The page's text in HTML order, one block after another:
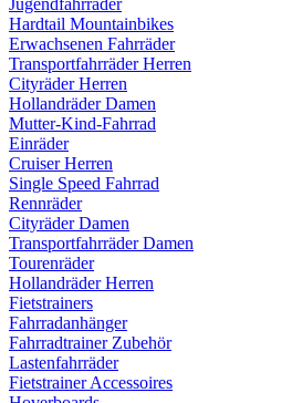
Jugendfahrräder
Hardtail Mountainbikes
Erwachsenen Fahrräder
Transportfahrräder Herren
Cityräder Herren
Hollandräder Damen
Mutter-Kind-Fahrrad
Einräder
Cruiser Herren
Single Speed Fahrrad
Rennräder
Cityräder Damen
Transportfahrräder Damen
Tourenräder
Hollandräder Herren
Fietstrainers
Fahrradanhänger
Fahrradtrainer Zubehör
Lastenfahrräder
Fietstrainer Accessoires